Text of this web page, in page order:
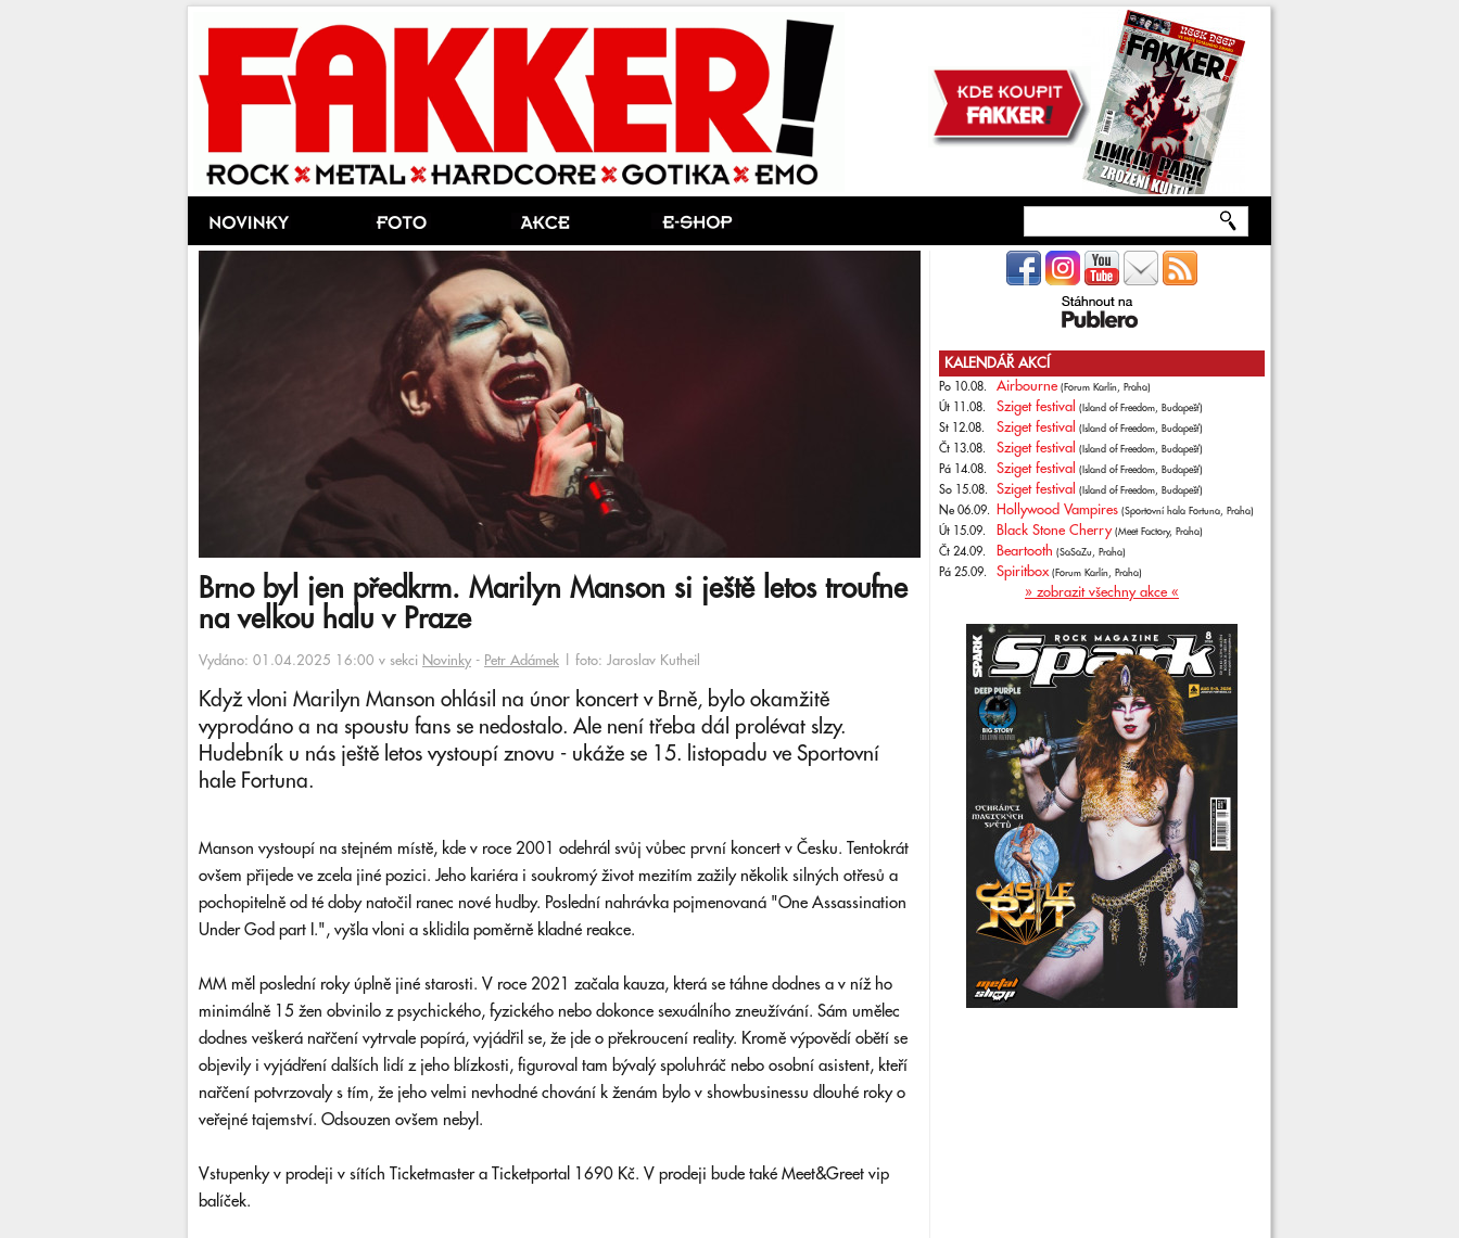
Brno byl jen předkrm. Marilyn Manson si ještě letos troufne
na velkou halu v Praze
Vydáno: 01.04.2025 16:00 v sekci Novinky - Petr Adámek | foto: Jaroslav Kutheil
Když vloni Marilyn Manson ohlásil na únor koncert v Brně, bylo okamžitě
vyprodáno a na spoustu fans se nedostalo. Ale není třeba dál prolévat slzy.
Hudebník u nás ještě letos vystoupí znovu - ukáže se 15. listopadu ve Sportovní
hale Fortuna.
Manson vystoupí na stejném místě, kde v roce 2001 odehrál svůj vůbec první koncert v Česku. Tentokrát
ovšem přijede ve zcela jiné pozici. Jeho kariéra i soukromý život mezitím zažily několik silných otřesů a
pochopitelně od té doby natočil ranec nové hudby. Poslední nahrávka pojmenovaná "One Assassination
Under God part I.", vyšla vloni a sklidila poměrně kladné reakce.
MM měl poslední roky úplně jiné starosti. V roce 2021 začala kauza, která se táhne dodnes a v níž ho
minimálně 15 žen obvinilo z psychického, fyzického nebo dokonce sexuálního zneužívání. Sám umělec
dodnes veškerá nařčení vytrvale popírá, vyjádřil se, že jde o překroucení reality. Kromě výpovědí obětí se
objevily i vyjádření dalších lidí z jeho blízkosti, figuroval tam bývalý spoluhráč nebo osobní asistent, kteří
nařčení potvrzovaly s tím, že jeho velmi nevhodné chování k ženám bylo v showbusinessu dlouhé roky o
veřejné tajemství. Odsouzen ovšem nebyl.
Vstupenky v prodeji v sítích Ticketmaster a Ticketportal 1690 Kč. V prodeji bude také Meet&Greet vip
balíček.
KALENDÁŘ AKCÍ
Po 10.08. Airbourne (Forum Karlín, Praha)
Út 11.08. Sziget festival (Island of Freedom, Budapešť)
St 12.08. Sziget festival (Island of Freedom, Budapešť)
Čt 13.08. Sziget festival (Island of Freedom, Budapešť)
Pá 14.08. Sziget festival (Island of Freedom, Budapešť)
So 15.08. Sziget festival (Island of Freedom, Budapešť)
Ne 06.09. Hollywood Vampires (Sportovní hala Fortuna, Praha)
Út 15.09. Black Stone Cherry (Meet Factory, Praha)
Čt 24.09. Beartooth (SaSaZu, Praha)
Pá 25.09. Spiritbox (Forum Karlín, Praha)
» zobrazit všechny akce «